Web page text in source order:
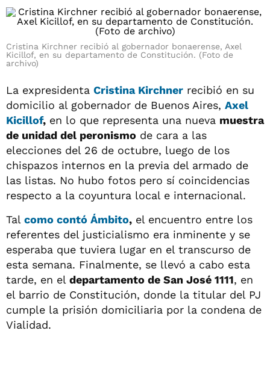
Cristina Kirchner recibió al gobernador bonaerense, Axel
Kicillof, en su departamento de Constitución. (Foto de
archivo)
La expresidenta Cristina Kirchner recibió en su
domicilio al gobernador de Buenos Aires, Axel
Kicillof, en lo que representa una nueva muestra
de unidad del peronismo de cara a las
elecciones del 26 de octubre, luego de los
chispazos internos en la previa del armado de
las listas. No hubo fotos pero sí coincidencias
respecto a la coyuntura local e internacional.
Tal como contó Ámbito, el encuentro entre los
referentes del justicialismo era inminente y se
esperaba que tuviera lugar en el transcurso de
esta semana. Finalmente, se llevó a cabo esta
tarde, en el departamento de San José 1111, en
el barrio de Constitución, donde la titular del PJ
cumple la prisión domiciliaria por la condena de
Vialidad.